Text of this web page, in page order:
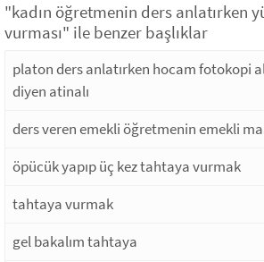
"kadın öğretmenin ders anlatırken
vurması" ile benzer başlıklar
platon ders anlatırken hocam fotokopi
diyen atinalı
ders veren emekli öğretmenin emekli
öpücük yapıp üç kez tahtaya vurmak
tahtaya vurmak
gel bakalım tahtaya